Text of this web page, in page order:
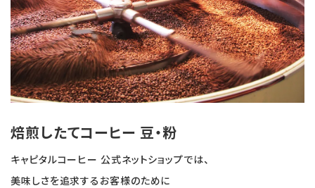
焙煎したてコーヒー 豆・粉
キャピタルコーヒー 公式ネットショップでは、
美味しさを追求するお客様のために